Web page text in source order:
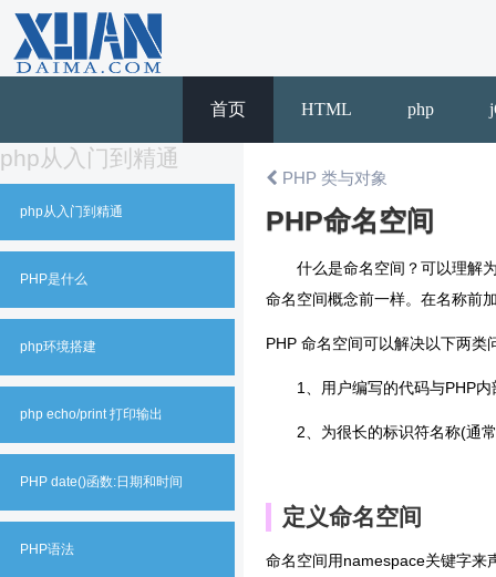
首页 HTML php
php从入门到精通
php从入门到精通
PHP是什么
php环境搭建
php echo/print 打印输出
PHP date()函数:日期和时间
PHP语法
PHP 类与对象
PHP命名空间
什么是命名空间？可以理解为
命名空间概念前一样。在名称前
PHP 命名空间可以解决以下两类
1、用户编写的代码与PHP
2、为很长的标识符名称(通
定义命名空间
命名空间用namespace关键字来